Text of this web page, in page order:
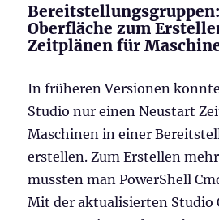
Oberfläche zum
Zeitplänen für
In früheren Versionen
Studio nur einen Neustart
Maschinen in einer
erstellen. Zum Erstellen
mussten man PowerShell
Mit der aktualisierten Studio